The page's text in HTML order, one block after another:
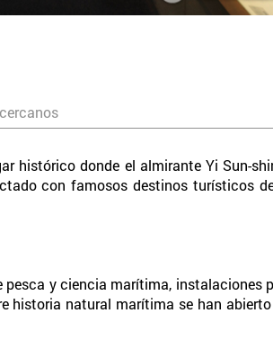
histórico donde el almirante Yi Sun-
con famosos destinos turísticos
y ciencia marítima, instalaciones
historia natural marítima se han